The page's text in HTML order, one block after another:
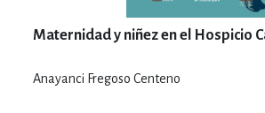
Maternidad y niñez en el Hospicio
Anayanci Fregoso Centeno